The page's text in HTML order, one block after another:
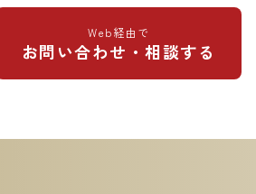
Web経由で
お問い合わせ・相談する